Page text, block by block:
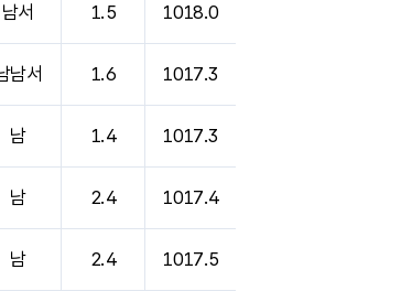
남서 1.5 1018.0
남서 1.6 1017.3
남 1.4 1017.3
남 2.4 1017.4
남 2.4 1017.5